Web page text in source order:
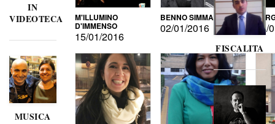
IN
VIDEOTECA
MUSICA
M'ILLUMINO
D'IMMENSO
15/01/2016
BENNO SIMMA
02/01/2016
FISCALITA